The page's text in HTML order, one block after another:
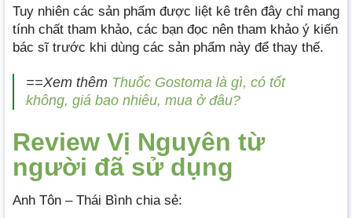
Tuy nhiên các sản phẩm được liệt kê trên đây chỉ mang
tính chất tham khảo, các bạn đọc nên tham khảo ý kiến
bác sĩ trước khi dùng các sản phẩm này để thay thế.
==Xem thêm Thuốc Gostoma là gì, có tốt
không, giá bao nhiêu, mua ở đâu?
Review Vị Nguyên từ
người đã sử dụng
Anh Tôn – Thái Bình chia sẻ: